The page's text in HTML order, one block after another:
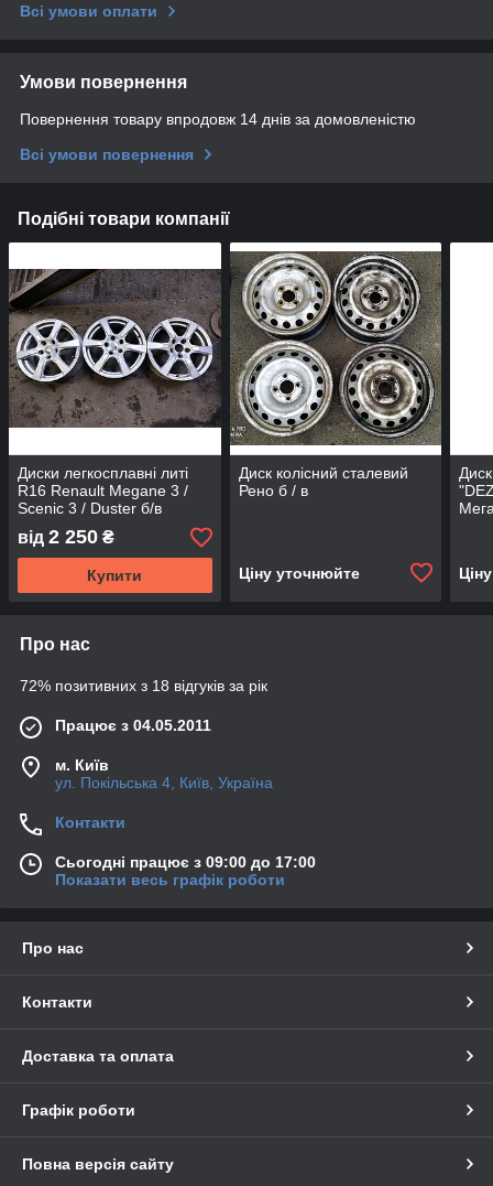
Всі умови оплати
Умови повернення
Повернення товару впродовж 14 днів за домовленістю
Всі умови повернення
Подібні товари компанії
Диски легкосплавні литі
R16 Renault Megane 3 /
Scenic 3 / Duster б/в
від 2 250 ₴
Купити
Диск колісний сталевий
Рено б / в
Ціну уточнюйте
Про нас
72% позитивних з 18 відгуків за рік
Працює з 04.05.2011
м. Київ
ул. Покільська 4, Київ, Україна
Контакти
Сьогодні працює з 09:00 до 17:00
Показати весь графік роботи
Про нас
Контакти
Доставка та оплата
Графік роботи
Повна версія сайту